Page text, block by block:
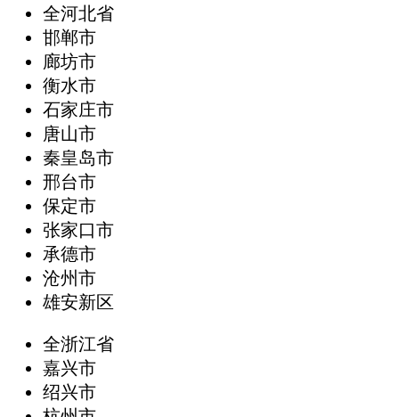
全河北省
邯郸市
廊坊市
衡水市
石家庄市
唐山市
秦皇岛市
邢台市
保定市
张家口市
承德市
沧州市
雄安新区
全浙江省
嘉兴市
绍兴市